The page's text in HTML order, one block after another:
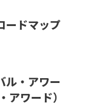
ードマップ
ル・アワー
ワード）